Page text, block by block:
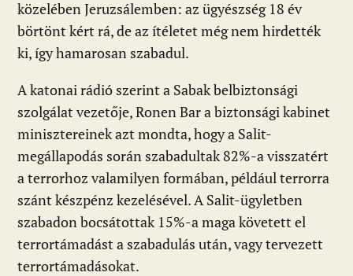
közelében Jeruzsálemben: az ügyészség 18 év
börtönt kért rá, de az ítéletet még nem hirdették
ki, így hamarosan szabadul.
A katonai rádió szerint a Sabak belbiztonsági
szolgálat vezetője, Ronen Bar a biztonsági kabinet
minisztereinek azt mondta, hogy a Salit-
megállapodás során szabadultak 82%-a visszatért
a terrorhoz valamilyen formában, például terrorra
szánt készpénz kezelésével. A Salit-ügyletben
szabadon bocsátottak 15%-a maga követett el
terrortámadást a szabadulás után, vagy tervezett
terrortámadásokat.